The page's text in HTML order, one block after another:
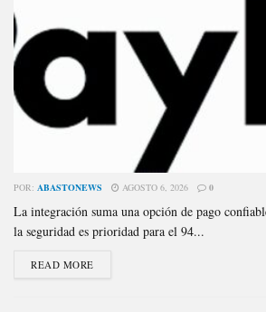
POR: ABASTONEWS AGOSTO 6, 2026 0
La integración suma una opción de pago
la seguridad es prioridad para el 94...
READ MORE